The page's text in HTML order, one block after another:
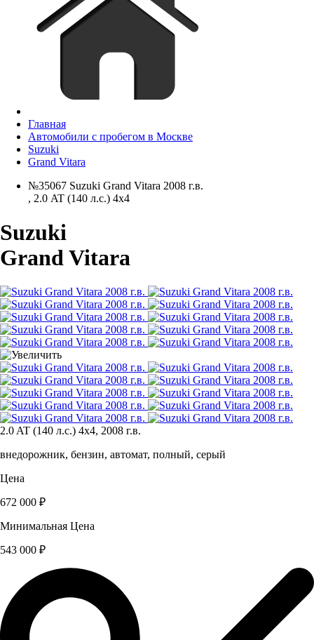
Главная
Автомобили с пробегом в Москве
Suzuki
Grand Vitara
№35067 Suzuki Grand Vitara 2008 г.в.
, 2.0 AT (140 л.с.) 4x4
Suzuki
Grand Vitara
2.0 AT (140 л.с.) 4x4, 2008 г.в.
внедорожник, бензин, автомат, полный, серый
Цена
672 000 ₽
Минимальная Цена
543 000 ₽